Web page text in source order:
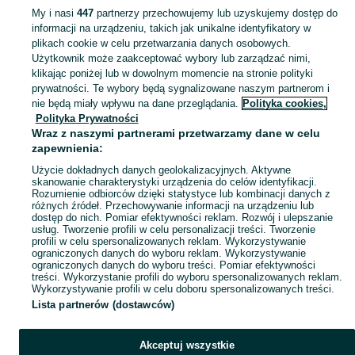
KATEGORIA
Sprzedaż kojców i klatek dla dużych i małych psów Sieradz ▶️ Różne kolory i materiały ✅ Nowe i używane w atrakcyjnych cenach ☝ Sprawdź na OLX.pl! Zobacz
Mapa kategorii
Mapa miejscowości
Mapa ministron
Popularne wyszukiwania
My i nasi 447partnerzy przechowujemy lub uzyskujemy dostęp do
informacji na urządzeniu, takich jak unikalne identyfikatory w
plikach cookie w celu przetwarzania danych osobowych.
Użytkownik może zaakceptować wybory lub zarządzać nimi,
klikając poniżej lub w dowolnym momencie na stronie polityki
prywatności. Te wybory będą sygnalizowane naszym partnerom i
nie będą miały wpływu na dane przeglądania. Polityka cookies,
Polityka Prywatności
Wraz z naszymi partnerami przetwarzamy dane w celu
zapewnienia:
Użycie dokładnych danych geolokalizacyjnych. Aktywne
skanowanie charakterystyki urządzenia do celów identyfikacji.
Rozumienie odbiorców dzięki statystyce lub kombinacji danych z
różnych źródeł. Przechowywanie informacji na urządzeniu lub
dostęp do nich. Pomiar efektywności reklam. Rozwój i ulepszanie
usług. Tworzenie profili w celu personalizacji treści. Tworzenie
profili w celu spersonalizowanych reklam. Wykorzystywanie
ograniczonych danych do wyboru reklam. Wykorzystywanie
ograniczonych danych do wyboru treści. Pomiar efektywności
treści. Wykorzystanie profili do wyboru spersonalizowanych reklam.
Wykorzystywanie profili w celu doboru spersonalizowanych treści.
Lista partnerów (dostawców)
Akceptuj wszystkie